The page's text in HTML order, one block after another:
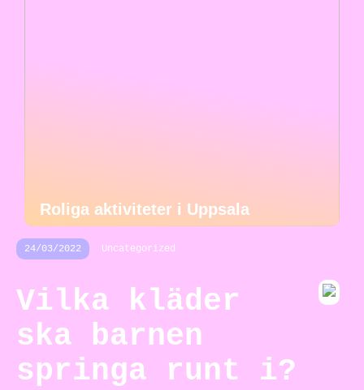
Roliga aktiviteter i Uppsala
24/03/2022 Uncategorized
Vilka kläder
ska barnen
springa runt i?